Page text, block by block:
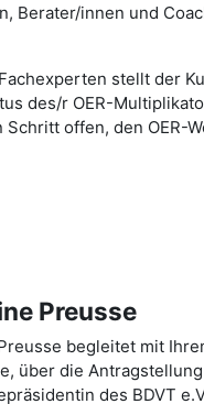
Berater/innen und
stellt der
des/r OER-
offen, den OER-
Preusse
begleitet mit
über die
des BDVT